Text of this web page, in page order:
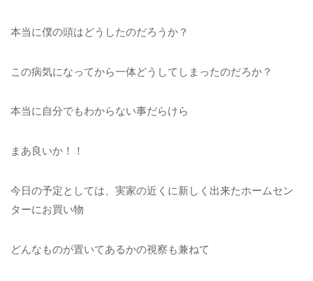
本当に僕の頭はどうしたのだろうか？
この病気になってから一体どうしてしまったのだろか？
本当に自分でもわからない事だらけら
まあ良いか！！
今日の予定としては、実家の近くに新しく出来たホームセン
ターにお買い物
どんなものが置いてあるかの視察も兼ねて